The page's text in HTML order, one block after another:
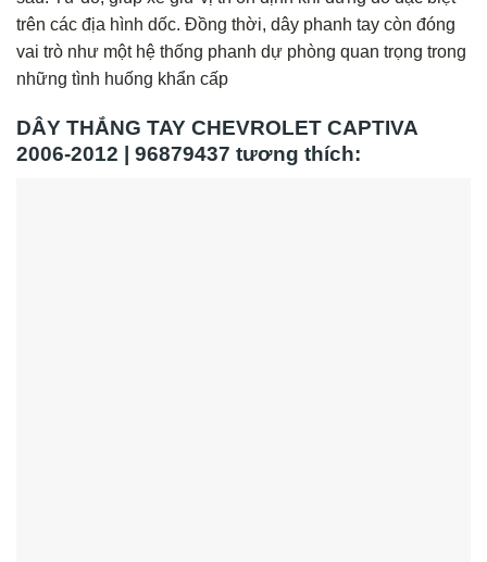
trên các địa hình dốc. Đồng thời, dây phanh tay còn đóng
vai trò như một hệ thống phanh dự phòng quan trọng trong
những tình huống khẩn cấp
DÂY THẮNG TAY CHEVROLET CAPTIVA
2006-2012 | 96879437 tương thích: